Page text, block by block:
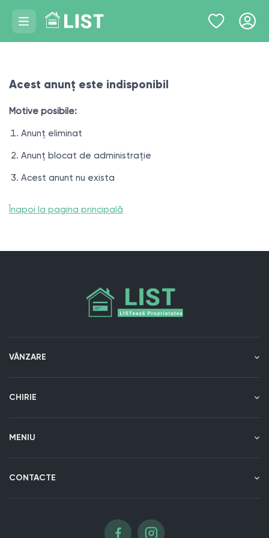
Acest anunț este indisponibil
Motive posibile:
Anunț eliminat
Anunț blocat de administrație
Acest anunt nu exista
Înapoi la pagina principală
VÂNZARE
CHIRIE
MENIU
CONTACTE